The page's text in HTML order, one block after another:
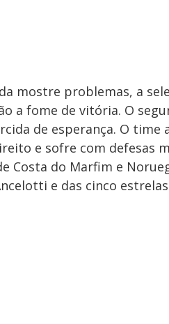
mostre problemas, a
a fome de vitória. O
de esperança. O
e sofre com defesas
Costa do Marfim e
e das cinco